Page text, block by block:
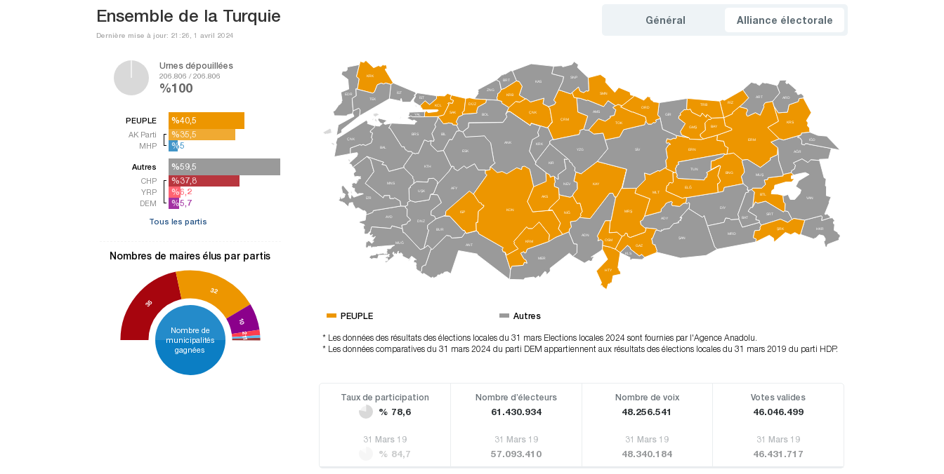
Ensemble de la Turquie
Dernière mise à jour: 21:26, 1 avril 2024
Général Alliance électorale
Urnes dépouillées
206.806 / 206.806
%100
PEUPLE
AK Parti
MHP
%40,5
%35,5
%5
%40,5
%35,5
%5
Autres
CHP
YRP
DEM
%59,5
%37,8
%6,2
%5,7
%59,5
%37,8
%6,2
%5,7
Tous les partis
Nombres de maires élus par partis
35
32
10
2
1
1
Nombre de
municipalités
gagnées
ADN
ADY
AFY
AĞR
AMS
ANK
ANT
ART
AYD
BAL
BİL
BNG
BTL
BOL
BUR
BRS
ÇNK
ÇNK
ÇRM
DNZ
DİY
EDR
ELĞ
ERN
ERM
ESK
GAZ
GİR
GMŞ
HKR
HTY
ISP
MER
İST
İST
İZR
KRS
KAS
KAY
KRK
KIR
KCL
KON
KTH
MLT
MNS
MRŞ
MRD
MUĞ
MUŞ
NEV
NİĞ
ORD
RİZ
SAK
SMN
SRT
SNP
SİV
TEK
TOK
TRB
TUN
ŞAN
UŞK
VAN
YZG
ZNG
AKS
BAY
KRM
KRK
BAT
ŞRK
BRT
ARD
IĞD
YAL
KRB
KLS
OSM
DÜZ
PEUPLE Autres
* Les données des résultats des élections locales du 31 mars Elections locales 2024 sont fournies par l'Agence Anadolu.
* Les données comparatives du 31 mars 2024 du parti DEM appartiennent aux résultats des élections locales du 31 mars 2019 du parti HDP.
Taux de participation
% 78,6
Nombre d’électeurs
61.430.934
Nombre de voix
48.256.541
Votes valides
46.046.499
31 Mars 19
% 84,7
31 Mars 19
57.093.410
31 Mars 19
48.340.184
31 Mars 19
46.431.717